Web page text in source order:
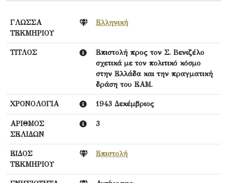
ΓΛΩΣΣΑ
ΤΕΚΜΗΡΙΟΥ
Ελληνική
ΤΙΤΛΟΣ
Επιστολή προς τον Σ. Βενιζέλο
σχετικά με τον πολιτικό κόσμο
στην Ελλάδα και την πραγματική
δράση του ΕΑΜ.
ΧΡΟΝΟΛΟΓΙΑ 1943 Δεκέμβριος
ΑΡΙΘΜΟΣ
ΣΕΛΙΔΩΝ
3
ΕΙΔΟΣ
ΤΕΚΜΗΡΙΟΥ
Επιστολή